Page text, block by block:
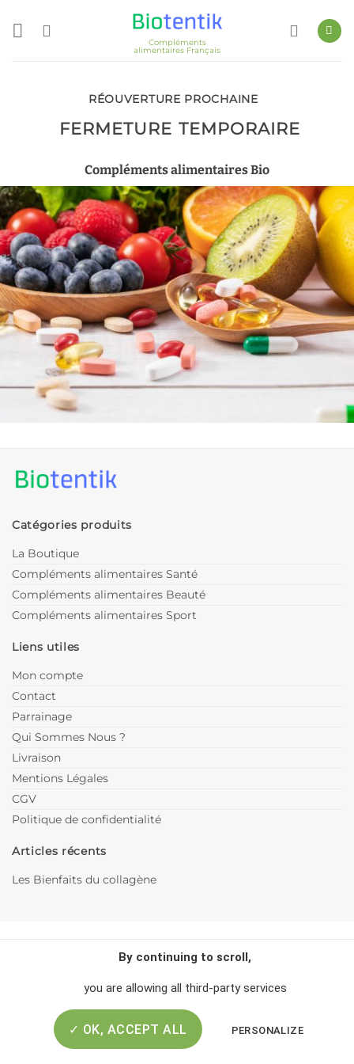
au
Compléments
alimentaires Français
RÉOUVERTURE PROCHAINE
FERMETURE TEMPORAIRE
Compléments alimentaires Bio
Catégories produits
La Boutique
Compléments alimentaires Santé
Compléments alimentaires Beauté
Compléments alimentaires Sport
Liens utiles
Mon compte
Contact
Parrainage
Qui Sommes Nous ?
Livraison
Mentions Légales
CGV
Politique de confidentialité
Articles récents
Les Bienfaits du collagène
SANTÉ BEAUTÉ SPORT
Tous droits reservés 2026 ©
By continuing to scroll,
you are allowing all third-party services
✓ OK, ACCEPT ALL PERSONALIZE